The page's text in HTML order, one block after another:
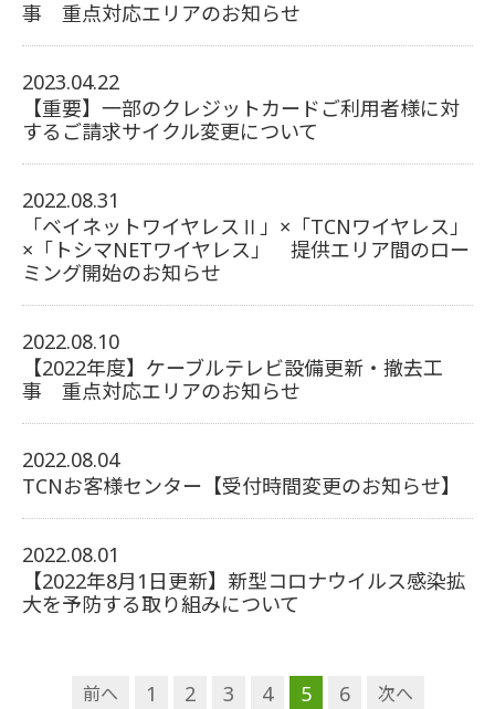
事 重点対応エリアのお知らせ
2023.04.22
【重要】一部のクレジットカードご利用者様に対
するご請求サイクル変更について
2022.08.31
「ベイネットワイヤレスⅡ」×「TCNワイヤレス」
×「トシマNETワイヤレス」 提供エリア間のロー
ミング開始のお知らせ
2022.08.10
【2022年度】ケーブルテレビ設備更新・撤去工
事 重点対応エリアのお知らせ
2022.08.04
TCNお客様センター【受付時間変更のお知らせ】
2022.08.01
【2022年8月1日更新】新型コロナウイルス感染拡
大を予防する取り組みについて
前へ 1 2 3 4 5 6 次へ